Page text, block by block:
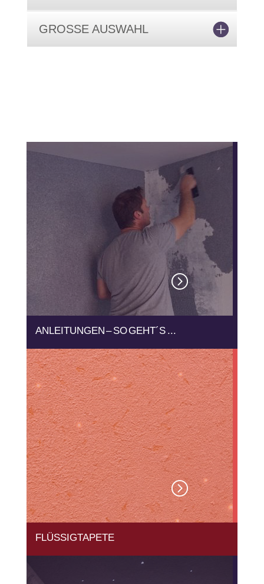
GROSSE AUSWAHL
ANLEITUNGEN – SO GEHT´S ...
Yourselfer oder Profis Wir zeigen
Ihnen, wie es geht…
=
FLÜSSIGTAPETE
=